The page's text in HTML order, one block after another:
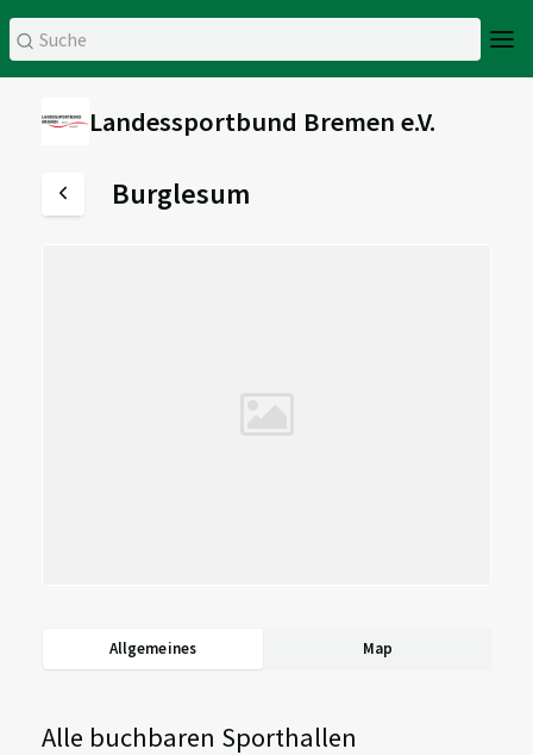
Landessportbund Bremen e.V.
Burglesum
Allgemeines Map
Alle buchbaren Sporthallen